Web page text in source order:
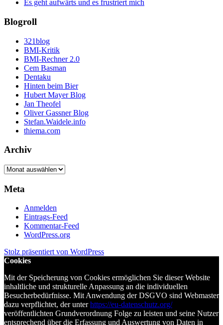
Es geht aufwärts und es frustriert mich
Blogroll
321blog
BMI-Kritik
BMI-Rechner 2.0
Cem Basman
Dentaku
Hinten beim Bier
Hubert Mayer Blog
Jan Theofel
Oliver Gassner Blog
Stefan.Waidele.info
thiema.com
Archiv
Archiv
Meta
Anmelden
Eintrags-Feed
Kommentar-Feed
WordPress.org
Stolz präsentiert von WordPress
Cookies
Mit der Speicherung von Cookies ermöglichen Sie dieser Website
inhaltliche und strukturelle Anpassung an die individuellen
Besucherbedürfnisse. Mit Anwendung der DSGVO sind Webmaster
dazu verpflichtet, der unterhttps://eu-datenschutz.org/
veröffentlichten Grundverordnung Folge zu leisten und seine Nutzer
entsprechend über die Erfassung und Auswertung von Daten in